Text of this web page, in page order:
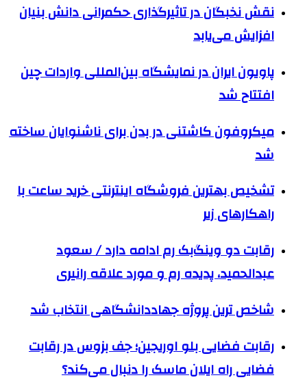
نقش نخبگان در تاثیرگذاری حکمرانی دانش بنیان
افزایش می‌یابد
پاویون ایران در نمایشگاه بین‌المللی واردات چین
افتتاح شد
میکروفون کاشتنی در بدن برای ناشنوایان ساخته
شد
تشخیص بهترین فروشگاه اینترنتی خرید ساعت با
راهکارهای زیر
رقابت دو وینگ‌بک رم ادامه دارد / سعود
عبدالحمید، پدیده رم و مورد علاقه رانیری
شاخص ترین پروژه جهاددانشگاهی انتخاب شد
رقابت فضایی بلو اوریجین؛ جف بزوس در رقابت
فضایی راه ایلان ماسک را دنبال می‌کند؟